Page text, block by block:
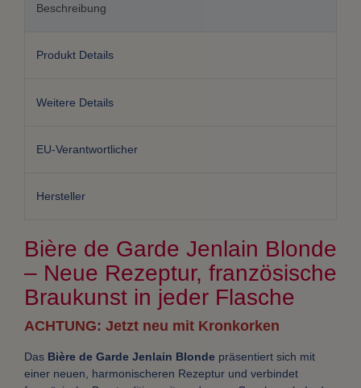
Beschreibung
Produkt Details
Weitere Details
EU-Verantwortlicher
Hersteller
Bière de Garde Jenlain Blonde
– Neue Rezeptur, französische
Braukunst in jeder Flasche
ACHTUNG: Jetzt neu mit Kronkorken
Das Bière de Garde Jenlain Blonde präsentiert sich mit
einer neuen, harmonischeren Rezeptur und verbindet